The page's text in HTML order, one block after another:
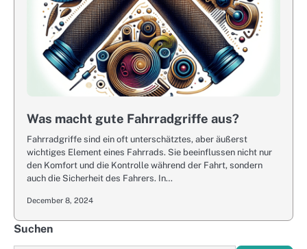
Was macht gute Fahrradgriffe aus?
Fahrradgriffe sind ein oft unterschätztes, aber äußerst
wichtiges Element eines Fahrrads. Sie beeinflussen nicht nur
den Komfort und die Kontrolle während der Fahrt, sondern
auch die Sicherheit des Fahrers. In…
December 8, 2024
Suchen